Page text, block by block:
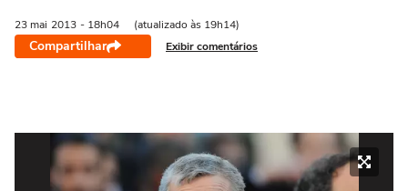
23 mai 2013 - 18h04 (atualizado às 19h14)
Compartilhar Exibir comentários